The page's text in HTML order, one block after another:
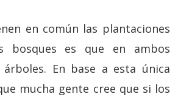
en común las plantaciones
bosques es que en ambos
En base a esta única
mucha gente cree que si los